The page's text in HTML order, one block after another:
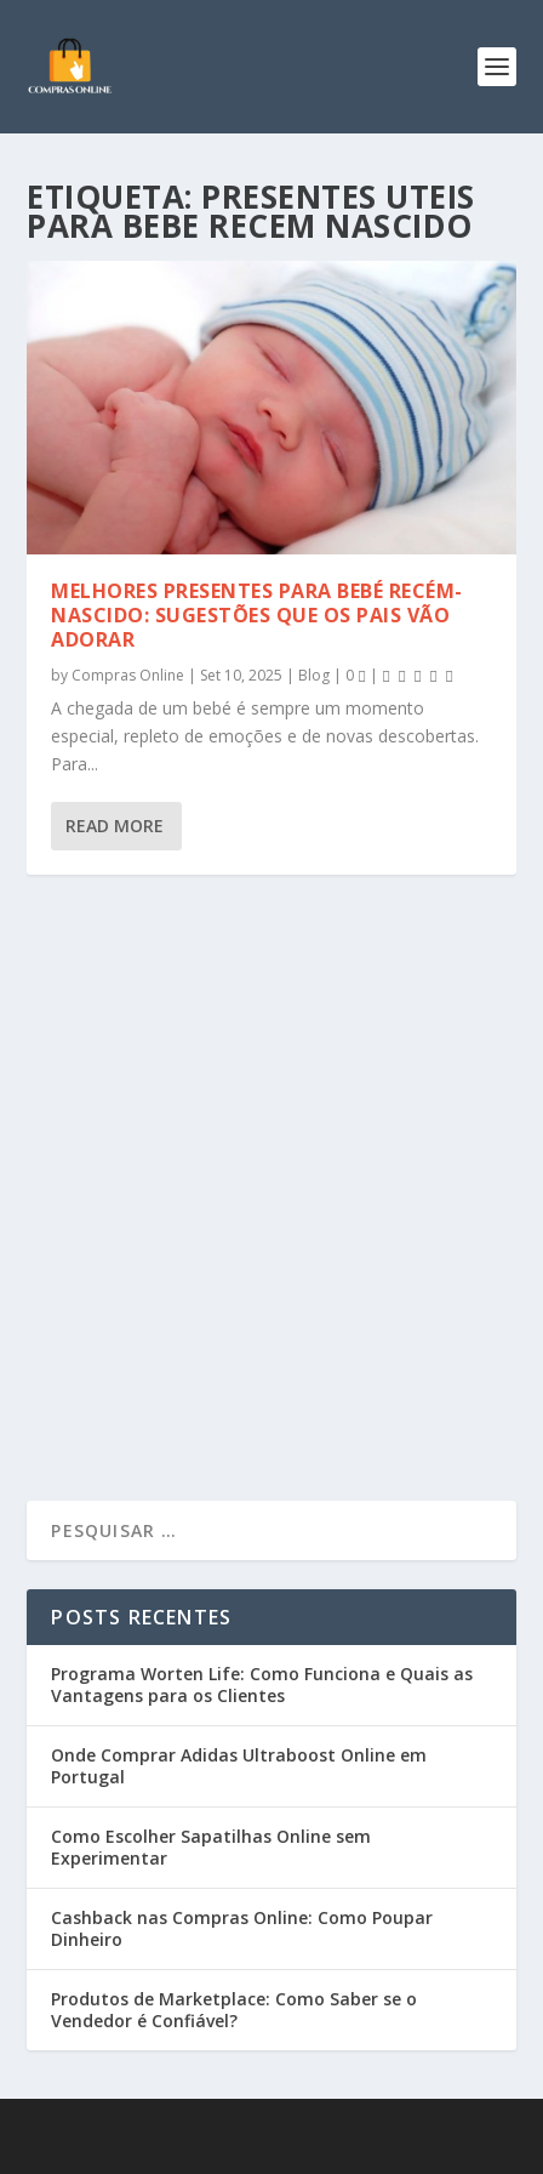
ETIQUETA: PRESENTES UTEIS
PARA BEBE RECEM NASCIDO
MELHORES PRESENTES PARA BEBÉ RECÉM-
NASCIDO: SUGESTÕES QUE OS PAIS VÃO
ADORAR
by Compras Online | Set 10, 2025 | Blog | 0 |
A chegada de um bebé é sempre um momento
especial, repleto de emoções e de novas descobertas.
Para...
READ MORE
POSTS RECENTES
Programa Worten Life: Como Funciona e Quais as
Vantagens para os Clientes
Onde Comprar Adidas Ultraboost Online em
Portugal
Como Escolher Sapatilhas Online sem
Experimentar
Cashback nas Compras Online: Como Poupar
Dinheiro
Produtos de Marketplace: Como Saber se o
Vendedor é Confiável?